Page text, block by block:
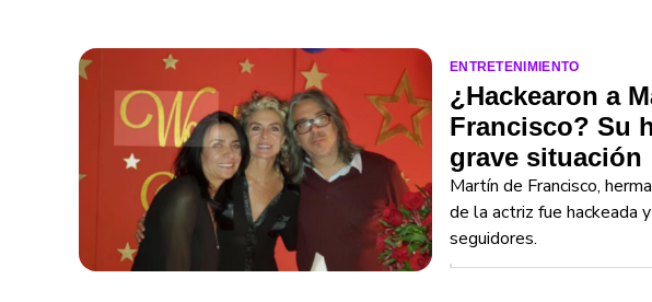
ENTRETENIMIENTO
¿Hackearon a
Francisco? Su
grave situación
Martín de Francisco,
de la actriz fue hackeada
seguidores.